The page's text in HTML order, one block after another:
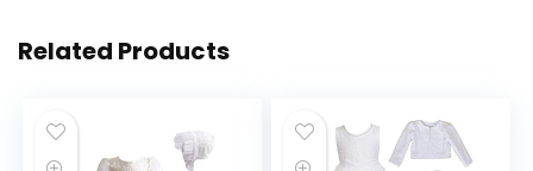
Related Products